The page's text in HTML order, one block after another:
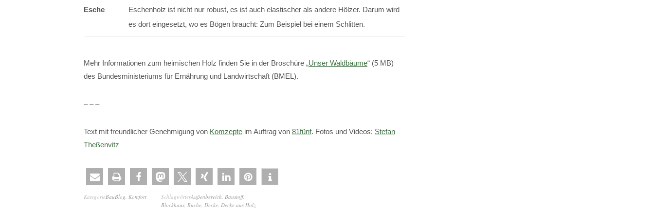
Esche
Eschenholz ist nicht nur robust, es ist auch elastischer als andere Hölzer. Darum wird
es dort eingesetzt, wo es Bögen braucht: Zum Beispiel bei einem Schlitten.
Mehr Informationen zum heimischen Holz finden Sie in der Broschüre „Unser Waldbäume“ (5 MB)
des Bundesministeriums für Ernährung und Landwirtschaft (BMEL).
– – –
Text mit freundlicher Genehmigung von Komzepte im Auftrag von 81fünf. Fotos und Videos: Stefan
Theßenvitz
KategorieBauBlog Komfort SchlagwörterAußenbereich Baustoff,
Blockhaus Buche Decke Decke aus Holz